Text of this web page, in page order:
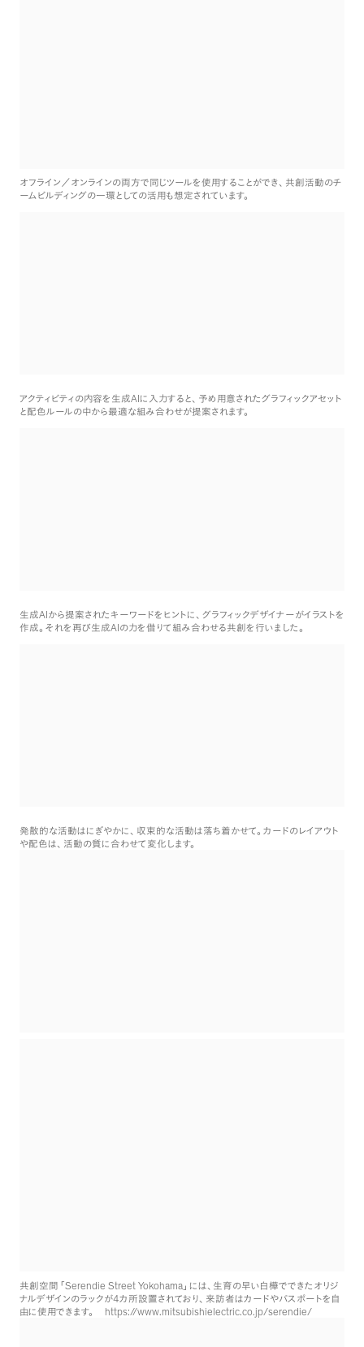
オフライン／オンラインの両方で同じツールを使用することができ、 共創活動のチ
ームビルディングの一環としての活用も想定されています。
アクティビティの内容を生成AI に入力すると、
予め用意されたグラフィックアセット
と配色ルールの中から最適な組み合わせが提案されます。
生成AI から提案されたキーワードをヒントに、 グラフィックデザイナーがイラストを
作成。 それを再び生成AI の力を借りて組み合わせる共創を行いました。
発散的な活動はにぎやかに、 収束的な活動は落ち着かせて。 カードのレイアウト
や配色は、 活動の質に合わせて変化します。
共創空間 「 Serendie Street Yokohama」 には、 生育の早い白樺でできたオリジ
ナルデザインのラックが4カ所設置されており、
来訪者はカードやパスポートを自
由に使用できます。 https://www.mitsubishielectric.co.jp/serendie/